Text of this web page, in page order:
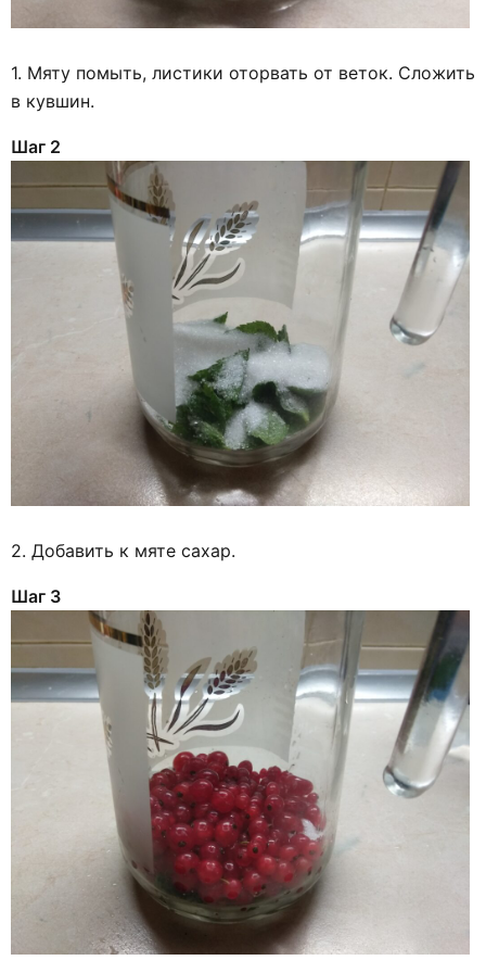
1. Мяту помыть, листики оторвать от веток. Сложить
в кувшин.
Шаг 2
2. Добавить к мяте сахар.
Шаг 3